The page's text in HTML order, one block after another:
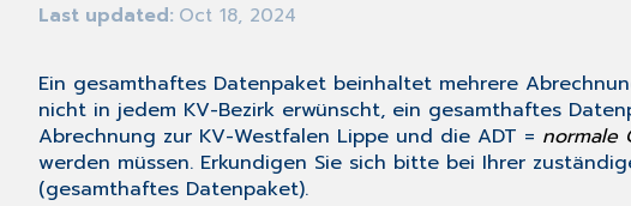
Last updated Oct 18, 2024
Ein gesamthaftes Datenpaket beinhaltet mehrere
nicht in jedem KV-Bezirk erwünscht, ein gesamthaftes
Abrechnung zur KV-Westfalen Lippe und die ADT = normale
werden müssen. Erkundigen Sie sich bitte bei Ihrer
(gesamthaftes Datenpaket).